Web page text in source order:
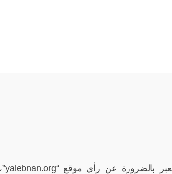
الآراء والمعلومات الواردة في هذا المقال لا تعبر بالضرورة عن رأي موقع “yalebnan.org”،